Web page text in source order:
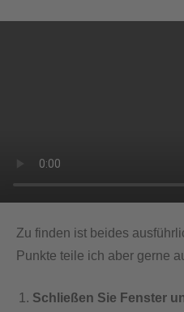
Zu finden ist beides
Punkte teile ich aber gerne
Schließen Sie Fenster